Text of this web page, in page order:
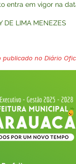
entra em vigor na
DE LIMA MENEZES
publicado no Diário